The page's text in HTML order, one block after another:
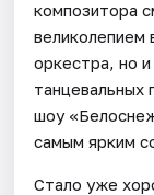
композитора
великолепием
оркестра, но
танцевальных
шоу
самым ярким
Стало уже